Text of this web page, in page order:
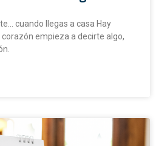
cuando llegas a casa Hay
empieza a decirte algo,